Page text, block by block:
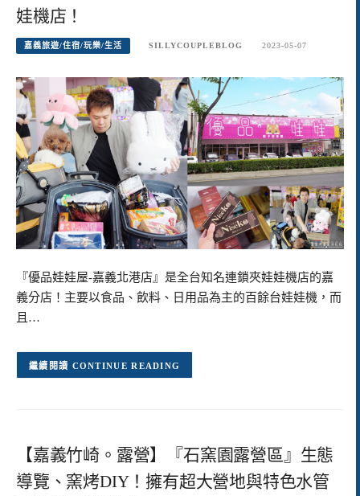
娃機店！
嘉義旅遊/住宿/玩樂/生活 SILLYCOUPLEBLOG 2023-05-07
『優品娃娃屋-嘉義北港店』是全台知名連鎖夾娃娃機店的嘉
義分店！主要以食品、飲料、日用品為主的百餘台娃娃機，而
且…
CONTINUE READING
【嘉義竹崎。露營】『石窯園露營區』生態
導覽、窯烤DIY！擁有超大營地與特色水管